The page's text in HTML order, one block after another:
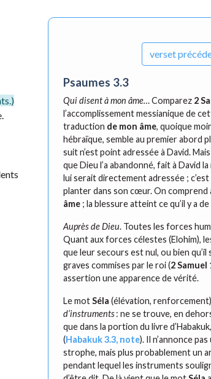
verset
Psaumes 3.3
Qui disent à mon âme…Comparez 2
l’accomplissement messianique de
traduction de mon âme, quoique
hébraïque, semble au premier abord
suit n’est point adressée à David.
que Dieu l’a abandonné, fait à David
lui serait directement adressée ;
planter dans son cœur. On comprend
âme ; la blessure atteint ce qu’il y a
Auprès de Dieu. Toutes les forces
Quant aux forces célestes (Elohim),
que leur secours est nul, ou bien
graves commises par le roi (2 Samuel
assertion une apparence de vérité.
Le motSéla (élévation,
d’instruments: ne se trouve, en
que dans la portion du livre
(Habakuk 3.3, note). Il n’annonce
strophe, mais plus probablement un
pendant lequel les instruments